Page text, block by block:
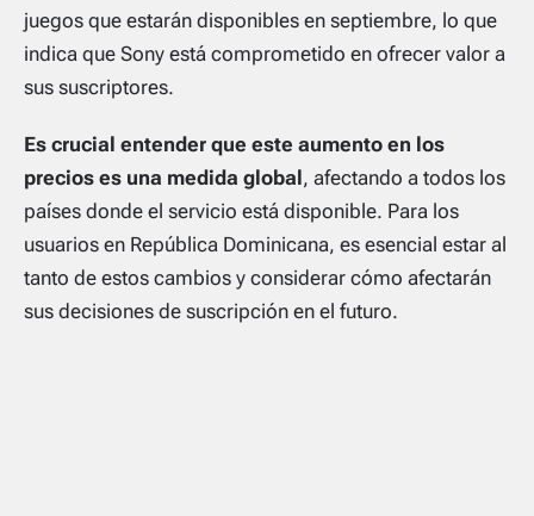
juegos que estarán disponibles en septiembre, lo que
indica que Sony está comprometido en ofrecer valor a
sus suscriptores.
Es crucial entender que este aumento en los
precios es una medida global, afectando a todos los
países donde el servicio está disponible. Para los
usuarios en República Dominicana, es esencial estar al
tanto de estos cambios y considerar cómo afectarán
sus decisiones de suscripción en el futuro.